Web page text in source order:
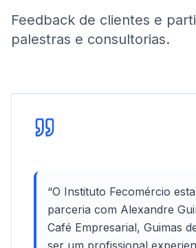
Feedback de clientes e
palestras e consultorias.
“O Instituto Fecomércio
parceria com Alexandre
Café Empresarial, Guimas
ser um profissional